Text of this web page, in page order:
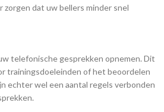
zorgen dat uw bellers minder snel
telefonische gesprekken opnemen. Dit
trainingsdoeleinden of het beoordelen
echter wel een aantal regels verbonden